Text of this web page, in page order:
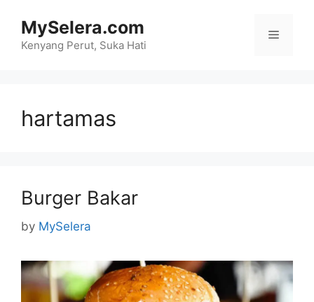
content
MySelera.com
Kenyang Perut, Suka Hati
Menu
hartamas
Burger Bakar
by MySelera